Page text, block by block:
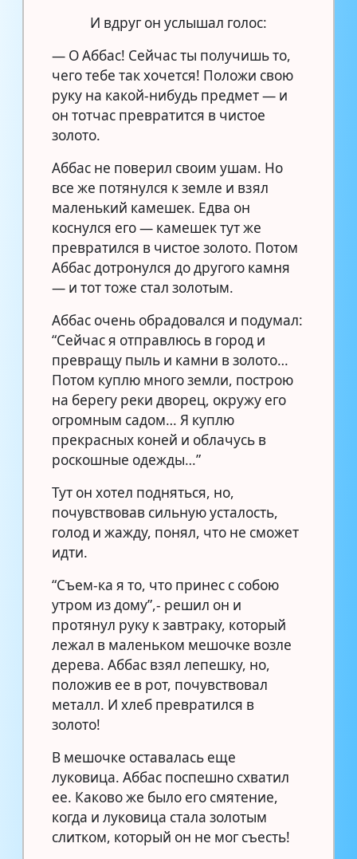
И вдруг он услышал голос:
— О Аббас! Сейчас ты получишь то,
чего тебе так хочется! Положи свою
руку на какой-нибудь предмет — и
он тотчас превратится в чистое
золото.
Аббас не поверил своим ушам. Но
все же потянулся к земле и взял
маленький камешек. Едва он
коснулся его — камешек тут же
превратился в чистое золото. Потом
Аббас дотронулся до другого камня
— и тот тоже стал золотым.
Аббас очень обрадовался и подумал:
“Сейчас я отправлюсь в город и
превращу пыль и камни в золото…
Потом куплю много земли, построю
на берегу реки дворец, окружу его
огромным садом… Я куплю
прекрасных коней и облачусь в
роскошные одежды…”
Тут он хотел подняться, но,
почувствовав сильную усталость,
голод и жажду, понял, что не сможет
идти.
“Съем-ка я то, что принес с собою
утром из дому”,- решил он и
протянул руку к завтраку, который
лежал в маленьком мешочке возле
дерева. Аббас взял лепешку, но,
положив ее в рот, почувствовал
металл. И хлеб превратился в
золото!
В мешочке оставалась еще
луковица. Аббас поспешно схватил
ее. Каково же было его смятение,
когда и луковица стала золотым
слитком, который он не мог съесть!